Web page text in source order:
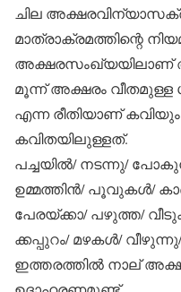
ചില
മാത്രാക്രമത്തിന്റെ
അക്ഷരസംഖ്യയിലാണ്
മൂന്ന് അക്ഷരം
എന്ന രീതിയാണ്
കവിതയിലുള്ളത്.
പച്ചയില്‍/ നടന്നു/
ഉമ്മത്തിന്‍/ പൂവുകള്‍/
പേരയ്ക്കാ/ പഴുത്ത/
ക്കപ്പുറം/ മഴകള്‍/ വീഴുന്നു/
ഇത്തരത്തില്‍ നാല്